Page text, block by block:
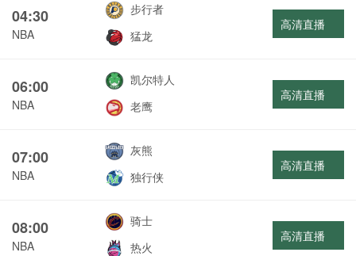
04:30
NBA
步行者
猛龙
高清直播
06:00
NBA
凯尔特人
老鹰
高清直播
07:00
NBA
灰熊
独行侠
高清直播
08:00
NBA
骑士
热火
高清直播